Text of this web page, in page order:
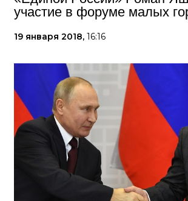
участие в форуме малых
19 января 2018, 16:16